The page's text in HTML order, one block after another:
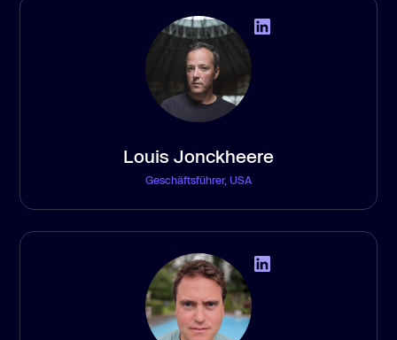
Louis Jonckheere
Geschäftsführer, USA